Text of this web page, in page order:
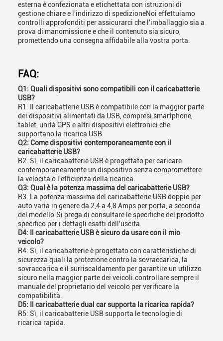
esterna è confezionata e etichettata con istruzioni di
gestione chiare e l'indirizzo di spedizioneNoi effettuiamo
controlli approfonditi per assicurarci che l'imballaggio sia a
prova di manomissione e che il contenuto sia sicuro,
promettendo una consegna affidabile alla vostra porta.
FAQ:
Q1: Quali dispositivi sono compatibili con il caricabatterie
USB?
R1: Il caricabatterie USB è compatibile con la maggior parte
dei dispositivi alimentati da USB, compresi smartphone,
tablet, unità GPS e altri dispositivi elettronici che
supportano la ricarica USB.
Q2: Come dispositivi contemporaneamente con il
caricabatterie USB?
R2: Sì, il caricabatterie USB è progettato per caricare
contemporaneamente un dispositivo senza compromettere
la velocità o l'efficienza della ricarica.
Q3: Qual è la potenza massima del caricabatterie USB?
R3: La potenza massima del caricabatterie USB doppio per
auto varia in genere da 2,4 a 4,8 Amps per porta, a seconda
del modello.Si prega di consultare le specifiche del prodotto
specifico per i dettagli esatti dell'uscita.
D4: Il caricabatterie USB è sicuro da usare con il mio
veicolo?
R4: Sì, il caricabatterie è progettato con caratteristiche di
sicurezza quali la protezione contro la sovraccarica, la
sovraccarica e il surriscaldamento per garantire un utilizzo
sicuro nella maggior parte dei veicoli.controllare sempre il
manuale del proprietario del veicolo per verificare la
compatibilità.
D5: Il caricabatterie dual car supporta la ricarica rapida?
R5: Sì, il caricabatterie USB supporta le tecnologie di
ricarica rapida.